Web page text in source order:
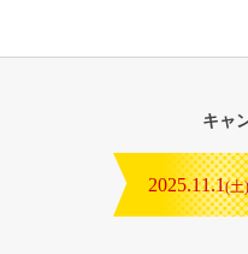
キャ
2025.11.1(土)